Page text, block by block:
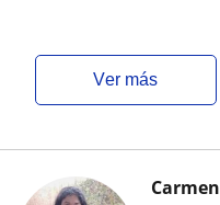
ver más
Carmen